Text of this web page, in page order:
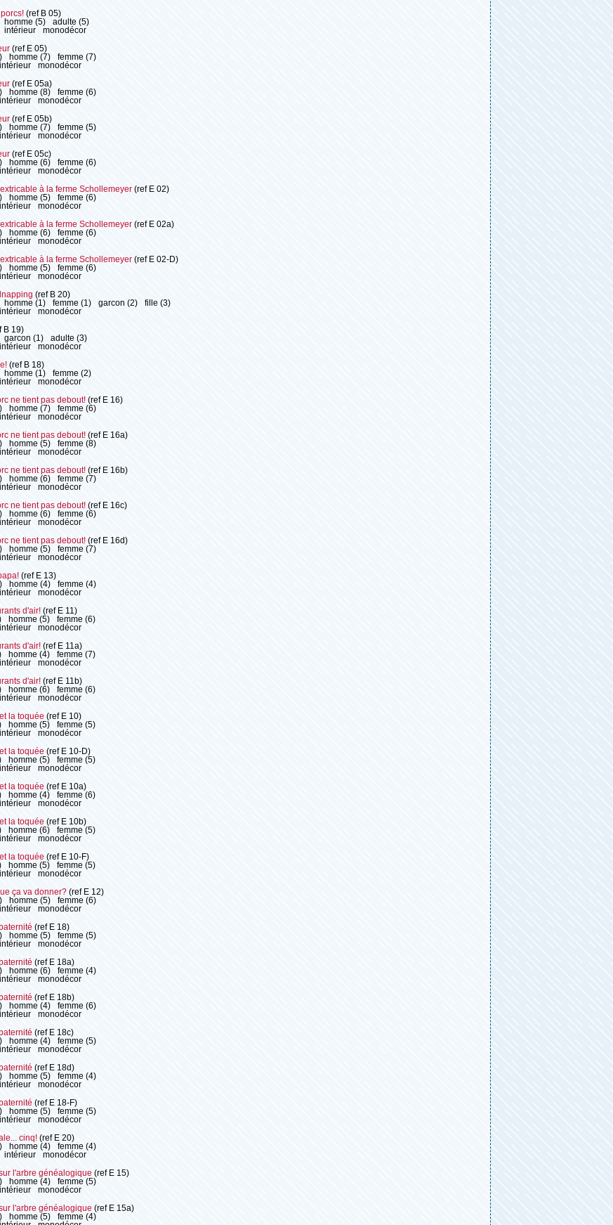
(ref B 05)
homme (5)
adulte (5)
intérieur monodécor
(ref E 05)
homme (7)
femme (7)
intérieur monodécor
(ref E 05a)
homme (8)
femme (6)
intérieur monodécor
(ref E 05b)
homme (7)
femme (5)
intérieur monodécor
(ref E 05c)
homme (6)
femme (6)
intérieur monodécor
à la ferme Schollemeyer(ref E 02)
homme (5)
femme (6)
intérieur monodécor
à la ferme Schollemeyer(ref E 02a)
homme (6)
femme (6)
intérieur monodécor
à la ferme Schollemeyer(ref E 02-D)
homme (5)
femme (6)
intérieur monodécor
(ref B 20)
homme (1) femme (1) garcon (2)
fille (3)
intérieur monodécor
B 19)
garcon (1)
adulte (3)
intérieur monodécor
(ref B 18)
homme (1)
femme (2)
intérieur monodécor
ne tient pas debout!(ref E 16)
homme (7)
femme (6)
intérieur monodécor
ne tient pas debout!(ref E 16a)
homme (5)
femme (8)
intérieur monodécor
ne tient pas debout!(ref E 16b)
homme (6)
femme (7)
intérieur monodécor
ne tient pas debout!(ref E 16c)
homme (6)
femme (6)
intérieur monodécor
ne tient pas debout!(ref E 16d)
homme (5)
femme (7)
intérieur monodécor
(ref E 13)
homme (4)
femme (4)
intérieur monodécor
d'air!(ref E 11)
homme (5)
femme (6)
intérieur monodécor
d'air!(ref E 11a)
homme (4)
femme (7)
intérieur monodécor
d'air!(ref E 11b)
homme (6)
femme (6)
intérieur monodécor
la toquée(ref E 10)
homme (5)
femme (5)
intérieur monodécor
la toquée(ref E 10-D)
homme (5)
femme (5)
intérieur monodécor
la toquée(ref E 10a)
homme (4)
femme (6)
intérieur monodécor
la toquée(ref E 10b)
homme (6)
femme (5)
intérieur monodécor
la toquée(ref E 10-F)
homme (5)
femme (5)
intérieur monodécor
ça va donner?(ref E 12)
homme (5)
femme (6)
intérieur monodécor
(ref E 18)
homme (5)
femme (5)
intérieur monodécor
(ref E 18a)
homme (6)
femme (4)
intérieur monodécor
(ref E 18b)
homme (4)
femme (6)
intérieur monodécor
(ref E 18c)
homme (4)
femme (5)
intérieur monodécor
(ref E 18d)
homme (5)
femme (4)
intérieur monodécor
(ref E 18-F)
homme (5)
femme (5)
intérieur monodécor
cinq!(ref E 20)
homme (4)
femme (4)
intérieur monodécor
l'arbre généalogique(ref E 15)
homme (4)
femme (5)
intérieur monodécor
l'arbre généalogique(ref E 15a)
homme (5)
femme (4)